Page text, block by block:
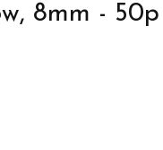
8mm - 50p